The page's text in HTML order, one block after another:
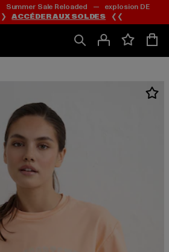
Passer
au
Passer
au
de
Sale Reloaded — explosion DE
❯❯ACCÉDER AUX SOLDES ❮❮